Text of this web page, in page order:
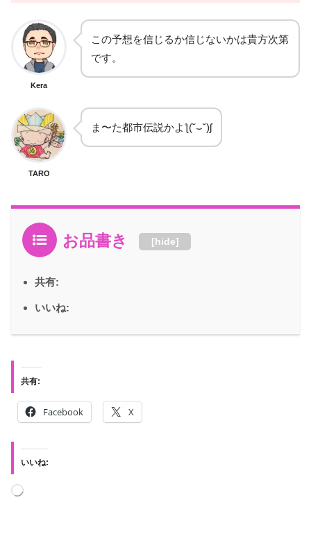
Kera
この予想を信じるか信じないかは貴方次第
です。
TARO
ま〜た都市伝説かよƪ(˘⌣˘)ʃ
お品書き [hide]
共有:
いいね:
共有:
Facebook X
いいね: